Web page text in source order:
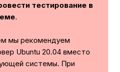
тестирование в
.
мы рекомендуем
Ubuntu 20.04 вместо
системы. При